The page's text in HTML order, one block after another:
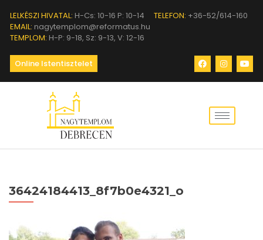
LELKÉSZI HIVATAL: H-Cs: 10-16 P: 10-14 TELEFON: +36-52/614-160
EMAIL: nagytemplom@reformatus.hu
TEMPLOM: H-P: 9-18, Sz: 9-13, V: 12-16
Online Istentisztelet
36424184413_8f7b0e4321_o